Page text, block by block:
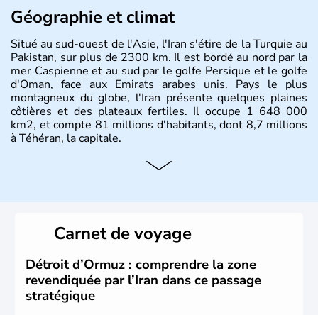
Géographie et climat
Situé au sud-ouest de l'Asie, l'Iran s'étire de la Turquie au
Pakistan, sur plus de 2300 km. Il est bordé au nord par la
mer Caspienne et au sud par le golfe Persique et le golfe
d'Oman, face aux Emirats arabes unis. Pays le plus
montagneux du globe, l'Iran présente quelques plaines
côtières et des plateaux fertiles. Il occupe 1 648 000
km2, et compte 81 millions d'habitants, dont 8,7 millions
à Téhéran, la capitale.
Carnet de voyage
Détroit d’Ormuz : comprendre la zone
revendiquée par l’Iran dans ce passage
stratégique